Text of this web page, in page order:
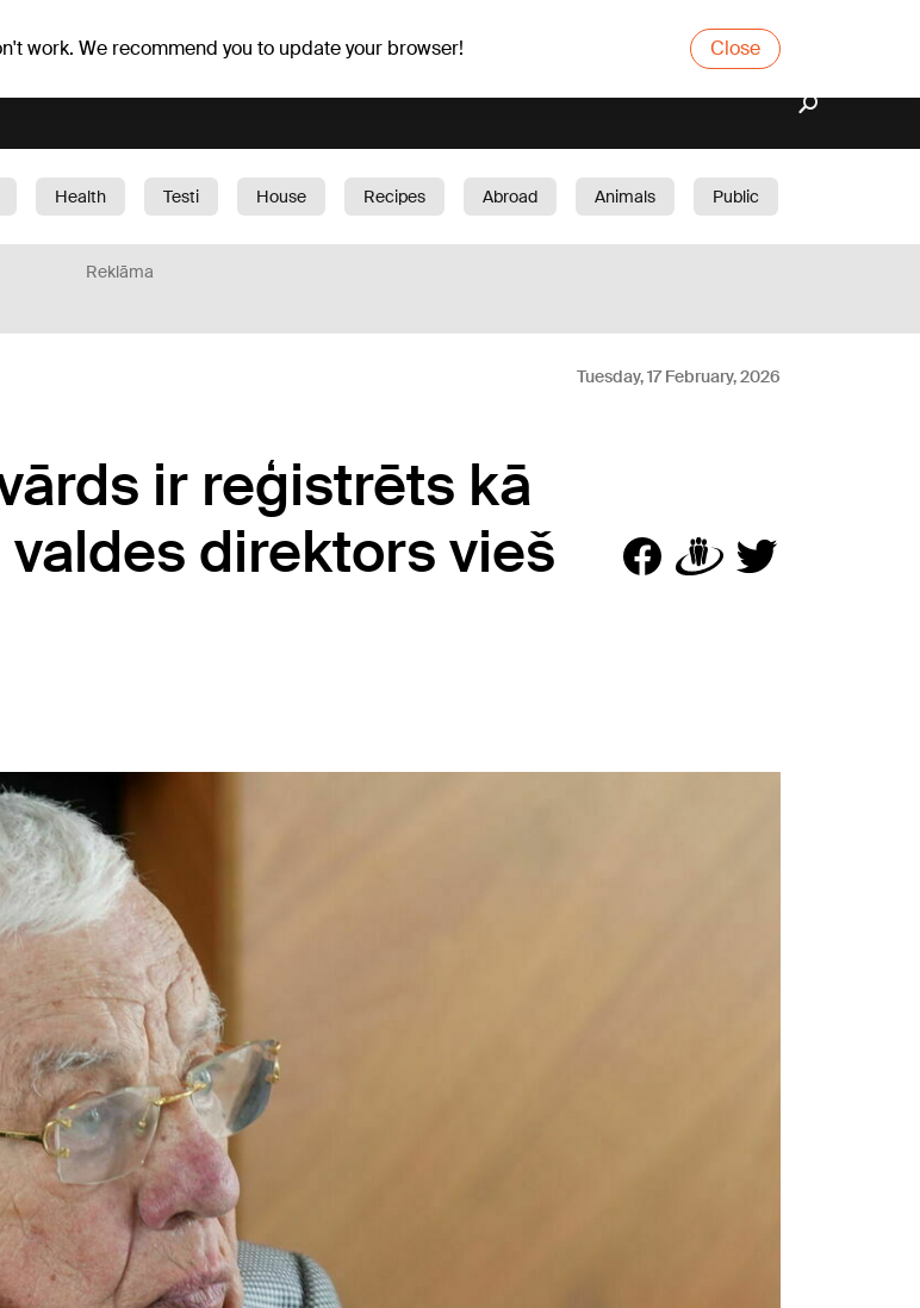
work. We recommend you to update your browser! Close
Health Testi House Recipes Abroad Animals
Public
Reklāma
Tuesday, 17 February, 2026
ir reģistrēts kā
direktors vieš